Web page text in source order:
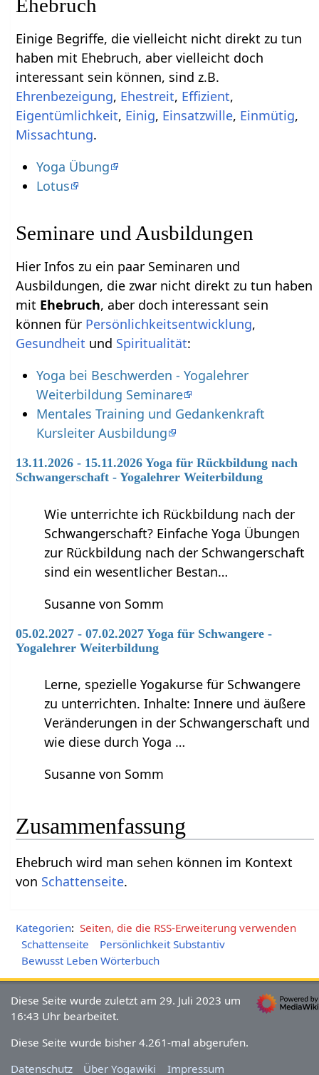
Einige Begriffe, die vielleicht nicht direkt zu tun
haben mit Ehebruch‏‎, aber vielleicht doch
interessant sein können, sind z.B.
, ,
,
, , ,
,
Missachtung.
Yoga Übung
Lotus
Seminare und Ausbildungen
Hier Infos zu ein paar Seminaren und
Ausbildungen, die zwar nicht direkt zu tun haben
mit Ehebruch
können für Persönlichkeitsentwicklung,
Gesundheit und Spiritualität:
Yoga bei Beschwerden - Yogalehrer
Weiterbildung Seminare
Mentales Training und Gedankenkraft
Kursleiter Ausbildung
13.11.2026 - 15.11.2026 Yoga für Rückbildung nach
Schwangerschaft - Yogalehrer Weiterbildung
Wie unterrichte ich Rückbildung nach der
Schwangerschaft? Einfache Yoga Übungen
zur Rückbildung nach der Schwangerschaft
sind ein wesentlicher Bestan…
Susanne von Somm
05.02.2027 - 07.02.2027 Yoga für Schwangere -
Yogalehrer Weiterbildung
Lerne, spezielle Yogakurse für Schwangere
zu unterrichten. Inhalte: Innere und äußere
Veränderungen in der Schwangerschaft und
wie diese durch Yoga …
Susanne von Somm
Zusammenfassung
Ehebruch‏‎ wird man sehen können im Kontext
von Schattenseite.
Kategorien: Seiten, die die RSS-Erweiterung verwenden
Schattenseite
Persönlichkeit Substantiv
Bewusst Leben Wörterbuch
Diese Seite wurde zuletzt am 29. Juli 2023 um
16:43 Uhr bearbeitet.
Diese Seite wurde bisher 4.261-mal abgerufen.
Datenschutz
Über Yogawiki Impressum